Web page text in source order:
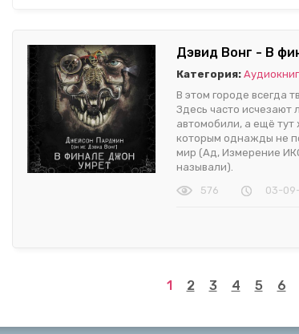
Дэвид Вонг - В
Категория:
В этом городе всегда
Здесь часто исчезают
автомобили, а ещё
которым однажды не
мир (Ад, Измерение
называли).
576
03-
1 2 3 4 5 6